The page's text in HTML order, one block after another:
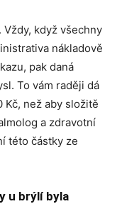
když všechny
nákladově
pak daná
To vám raději dá
Kč, než aby složitě
a zdravotní
této částky ze
u brýlí byla